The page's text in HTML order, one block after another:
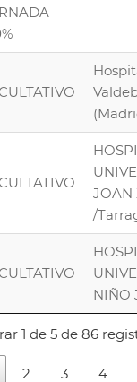
JOAN
/
NIÑO
1 de 5 de 86
2 3 4